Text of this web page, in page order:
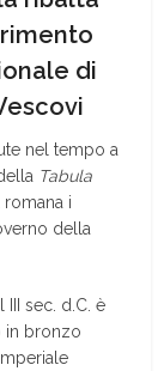
di
nel tempo a
Tabula
i
della
III sec. d.C. è
in bronzo